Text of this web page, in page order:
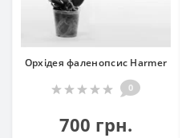
Орхідея фаленопсис Harmer
0
700 грн.